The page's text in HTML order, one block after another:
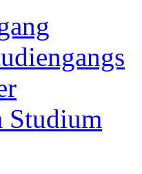
Studium